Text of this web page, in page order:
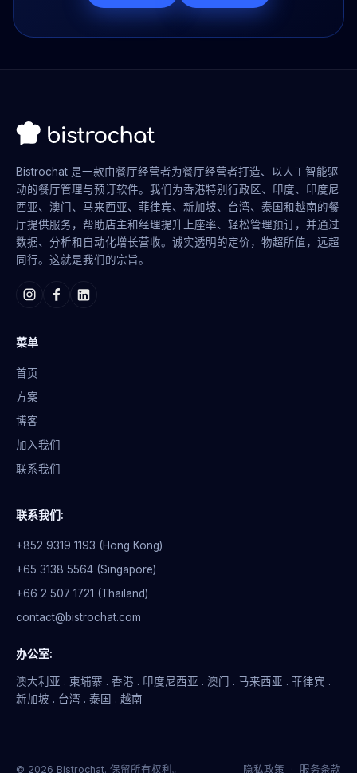
Bistrochat 是一款由餐厅经营者为餐厅经营者打造、以人工智能驱
动的餐厅管理与预订软件。我们为香港特别行政区、印度、印度尼
西亚、澳门、马来西亚、菲律宾、新加坡、台湾、泰国和越南的餐
厅提供服务，帮助店主和经理提升上座率、轻松管理预订，并通过
数据、分析和自动化增长营收。诚实透明的定价，物超所值，远超
同行。这就是我们的宗旨。
菜单
首页
方案
博客
加入我们
联系我们
联系我们:
+852 9319 1193 (Hong Kong)
+65 3138 5564 (Singapore)
+66 2 507 1721 (Thailand)
contact@bistrochat.com
办公室:
澳大利亚 . 柬埔寨 . 香港 . 印度尼西亚 . 澳门 . 马来西亚 . 菲律宾 .
新加坡 . 台湾 . 泰国 . 越南
© 2026 Bistrochat. 保留所有权利。 隐私政策 · 服务条款